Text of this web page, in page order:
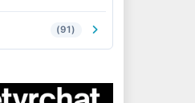
(91)